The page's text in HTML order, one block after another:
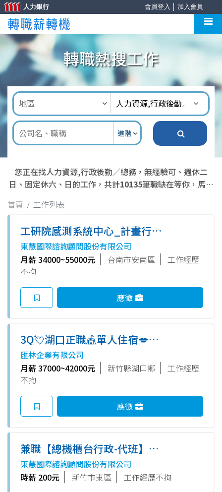
會員登入 加入會員
人力銀行
轉職熱搜工作
進階
您正在找人力資源,行政後勤／總務，無經驗可、週休二
日、固定休六、日的工作，共計10135筆職缺在等你，馬上
首頁 工作列表
工研院感測系統中心_計畫行政
派遣人員(B200)_限碩士
東慧國際諮詢顧問股份有限公司
月薪 34000~55000元
台南市安南區
工作經歷
不拘
應徵
3Q💘湖口正職🎪單人住宿💋週
休六日學生可✨錄取94正職🎈可
免加班✨成品檢驗或操作機台人
員
匯林企業有限公司
月薪 37000~42000元
新竹縣湖口鄉
工作經歷
不拘
應徵
兼職【總機櫃台行政-代班】科
技業-環境優-新竹/竹北
東慧國際諮詢顧問股份有限公司
時薪 200元
新竹市東區 工作經歷不拘